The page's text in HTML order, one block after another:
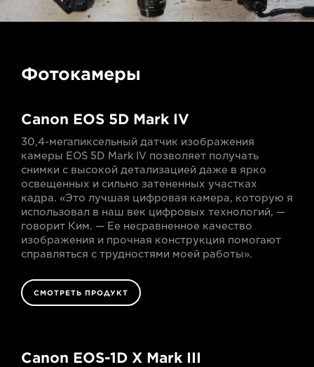
Фотокамеры
Canon EOS 5D Mark IV
30,4-мегапиксельный датчик изображения
камеры EOS 5D Mark IV позволяет получать
снимки с высокой детализацией даже в ярко
освещенных и сильно затененных участках
кадра. «Это лучшая цифровая камера, которую я
использовал в наш век цифровых технологий, —
говорит Ким. — Ее несравненное качество
изображения и прочная конструкция помогают
справляться с трудностями моей работы».
СМОТРЕТЬ ПРОДУКТ
Canon EOS-1D X Mark III